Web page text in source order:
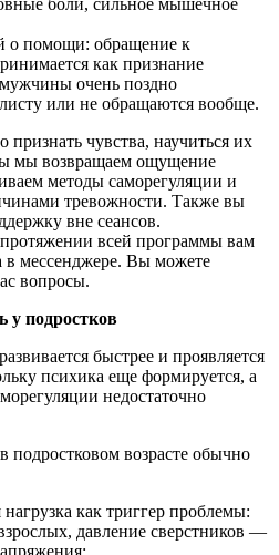
о помощи: обращение к
как признание
мужчины очень поздно
или не обращаются вообще.
признать чувства, научиться их
мы возвращаем ощущение
методы саморегуляции и
тревожности. Также вы
вне сеансов.
всей программы вам
в мессенджере. Вы можете
вопросы.
у подростков
быстрее и проявляется
психика еще формируется, а
недостаточно
подростковом возрасте обычно
как триггер проблемы:
давление сверстников —